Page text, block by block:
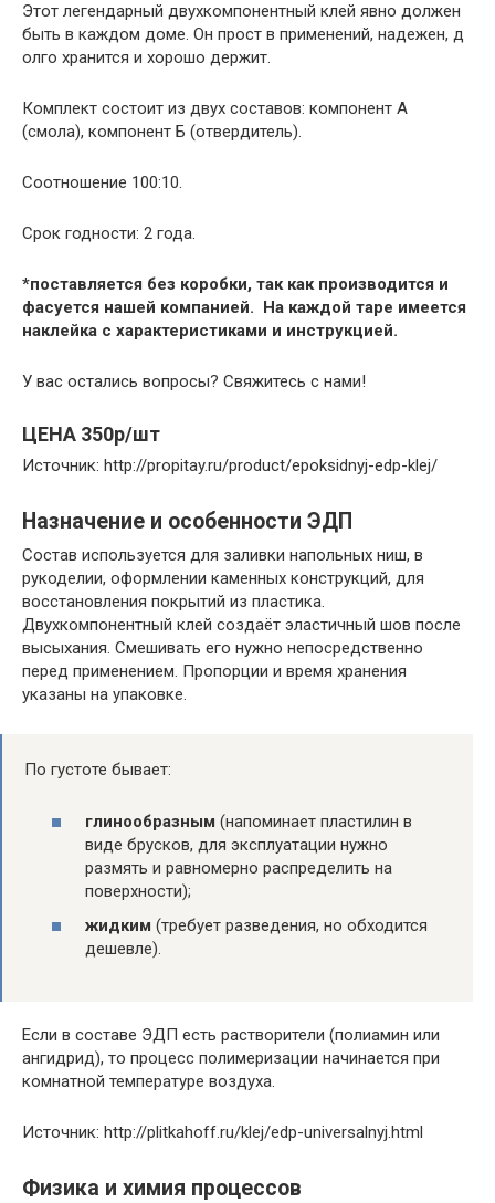
Этот легендарный двухкомпонентный клей явно должен
быть в каждом доме. Он прост в применений, надежен, д
олго хранится и хорошо держит.
Комплект состоит из двух составов: компонент А
(смола), компонент Б (отвердитель).
Соотношение 100:10.
Срок годности: 2 года.
*поставляется без коробки, так как производится и
фасуется нашей компанией. На каждой таре имеется
наклейка с характеристиками и инструкцией.
У вас остались вопросы? Свяжитесь с нами!
ЦЕНА 350р/шт
Источник: http://propitay.ru/product/epoksidnyj-edp-klej/
Назначение и особенности ЭДП
Состав используется для заливки напольных ниш, в
рукоделии, оформлении каменных конструкций, для
восстановления покрытий из пластика.
Двухкомпонентный клей создаёт эластичный шов после
высыхания. Смешивать его нужно непосредственно
перед применением. Пропорции и время хранения
указаны на упаковке.
По густоте бывает:
глинообразным (напоминает пластилин в
виде брусков, для эксплуатации нужно
размять и равномерно распределить на
поверхности);
жидким (требует разведения, но обходится
дешевле).
Если в составе ЭДП есть растворители (полиамин или
ангидрид), то процесс полимеризации начинается при
комнатной температуре воздуха.
Источник: http://plitkahoff.ru/klej/edp-universalnyj.html
Физика и химия процессов